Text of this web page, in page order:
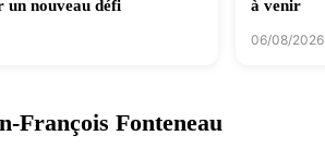
un nouveau défi
à venir
06/08/2026
François Fonteneau